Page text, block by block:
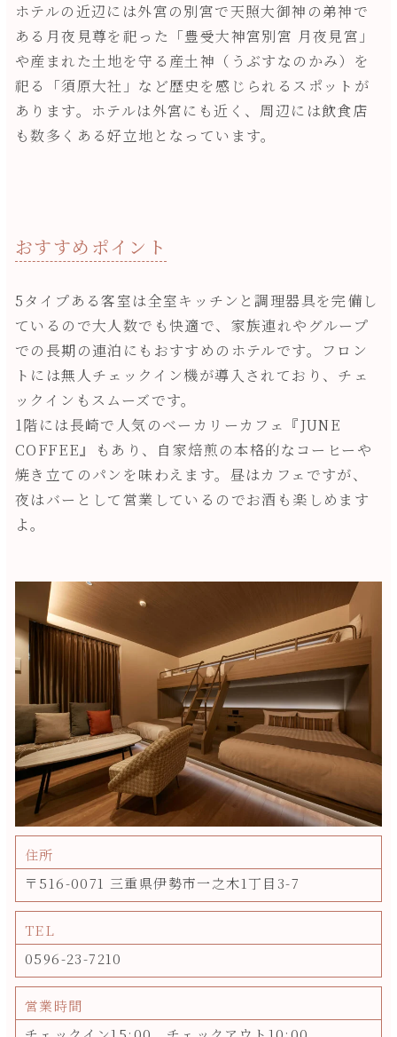
ホテルの近辺には外宮の別宮で天照大御神の弟神で
ある月夜見尊を祀った「豊受大神宮別宮 月夜見宮」
や産まれた土地を守る産土神（うぶすなのかみ）を
祀る「須原大社」など歴史を感じられるスポットが
あります。ホテルは外宮にも近く、周辺には飲食店
も数多くある好立地となっています。
おすすめポイント
5タイプある客室は全室キッチンと調理器具を完備し
ているので大人数でも快適で、家族連れやグループ
での長期の連泊にもおすすめのホテルです。フロン
トには無人チェックイン機が導入されており、チェ
ックインもスムーズです。
1階には長崎で人気のベーカリーカフェ『JUNE
COFFEE』もあり、自家焙煎の本格的なコーヒーや
焼き立てのパンを味わえます。昼はカフェですが、
夜はバーとして営業しているのでお酒も楽しめます
よ。
住所
〒516-0071 三重県伊勢市一之木1丁目3-7
TEL
0596-23-7210
営業時間